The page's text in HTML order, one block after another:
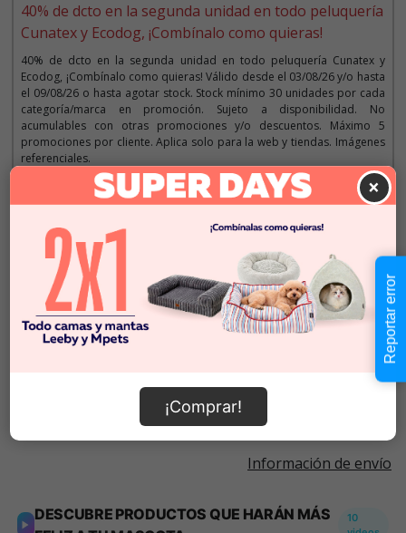
40% de dcto en la segunda unidad en todo peluquería
Cunatex y Ecodog, ¡Combínalo como quieras!
40% de dcto en la segunda unidad en todo peluquería Cunatex y
Ecodog, ¡Combínalo como quieras! Válido desde el 03/08/26 y/o hasta
el 09/08/26 o hasta agotar stock. Stock mínimo 30 unidades por cada
categoría/marca en promoción. Sujeto a disponibilidad. No
acumulables con otras promociones y/o descuentos. Máximo 5
promociones por cliente. Aplica solo para la web y tiendas. Imágenes
referenciales.
Descripción
Cantidad:
- +
$14.990
En Stock
Añadir al carrito
Información de envío
×
¡Comprar!
Reportar error